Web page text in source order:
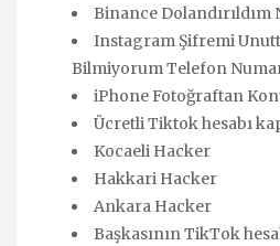
Binance Dolandırıldım
Instagram Şifremi
Bilmiyorum Telefon
iPhone Fotoğraftan
Ücretli Tiktok hesabı
Kocaeli Hacker
Hakkari Hacker
Ankara Hacker
Başkasının TikTok